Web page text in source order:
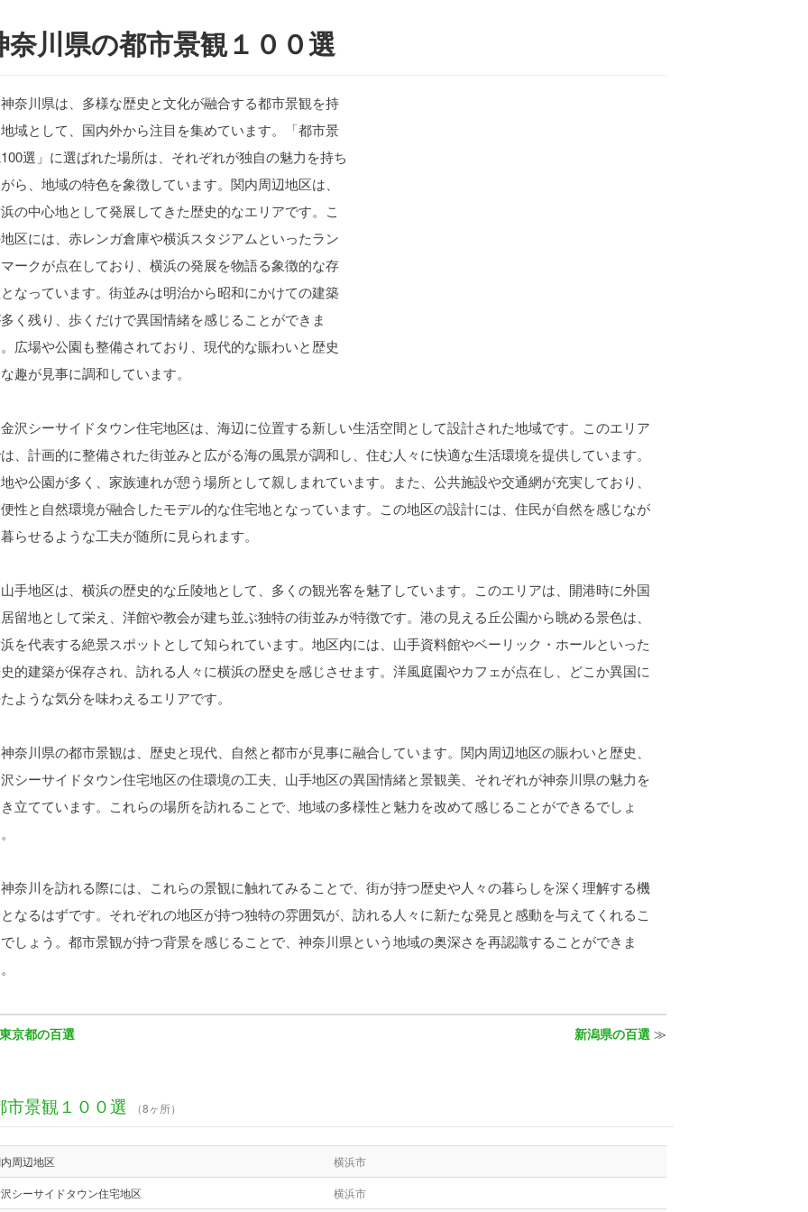
奈川県の都市景観１００選
川県は、多様な歴史と文化が融合する都市景観を持
域として、国内外から注目を集めています。「都市景
選」に選ばれた場所は、それぞれが独自の魅力を持ち
ら、地域の特色を象徴しています。関内周辺地区は、
の中心地として発展してきた歴史的なエリアです。こ
区には、赤レンガ倉庫や横浜スタジアムといったラン
ークが点在しており、横浜の発展を物語る象徴的な存
なっています。街並みは明治から昭和にかけての建築
く残り、歩くだけで異国情緒を感じることができま
広場や公園も整備されており、現代的な賑わいと歴史
趣が見事に調和しています。
シーサイドタウン住宅地区は、海辺に位置する新しい生活空間として設計された地域です。このエリア
、計画的に整備された街並みと広がる海の風景が調和し、住む人々に快適な生活環境を提供しています。
や公園が多く、家族連れが憩う場所として親しまれています。また、公共施設や交通網が充実しており、
性と自然環境が融合したモデル的な住宅地となっています。この地区の設計には、住民が自然を感じなが
らせるような工夫が随所に見られます。
地区は、横浜の歴史的な丘陵地として、多くの観光客を魅了しています。このエリアは、開港時に外国
留地として栄え、洋館や教会が建ち並ぶ独特の街並みが特徴です。港の見える丘公園から眺める景色は、
を代表する絶景スポットとして知られています。地区内には、山手資料館やベーリック・ホールといった
的建築が保存され、訪れる人々に横浜の歴史を感じさせます。洋風庭園やカフェが点在し、どこか異国に
ような気分を味わえるエリアです。
川県の都市景観は、歴史と現代、自然と都市が見事に融合しています。関内周辺地区の賑わいと歴史、
シーサイドタウン住宅地区の住環境の工夫、山手地区の異国情緒と景観美、それぞれが神奈川県の魅力を
立てています。これらの場所を訪れることで、地域の多様性と魅力を改めて感じることができるでしょ
川を訪れる際には、これらの景観に触れてみることで、街が持つ歴史や人々の暮らしを深く理解する機
なるはずです。それぞれの地区が持つ独特の雰囲気が、訪れる人々に新たな発見と感動を与えてくれるこ
しょう。都市景観が持つ背景を感じることで、神奈川県という地域の奥深さを再認識することができま
京都の百選 新潟県の百選≫
市景観１００選 （8ヶ所）
周辺地区 横浜市
シーサイドタウン住宅地区 横浜市